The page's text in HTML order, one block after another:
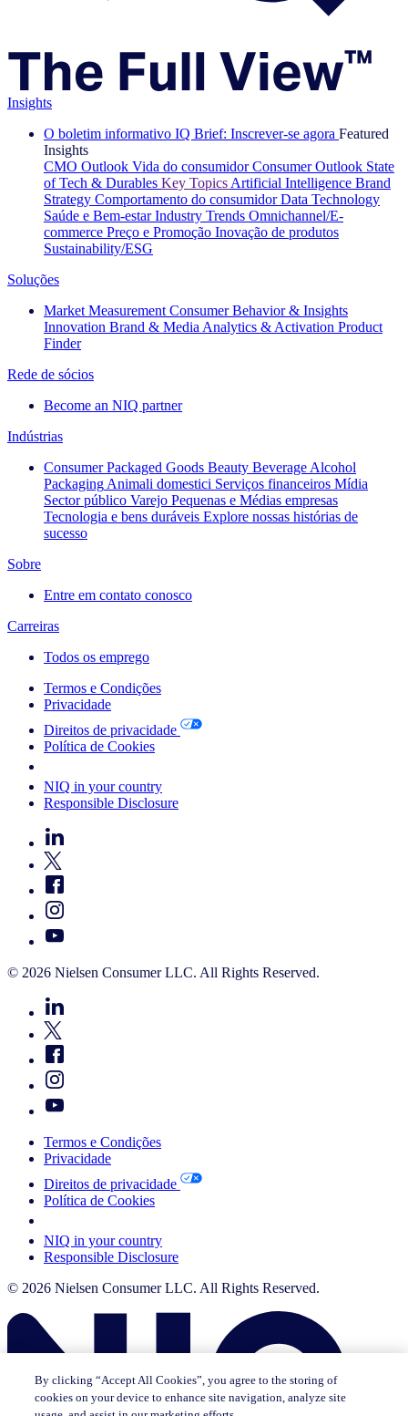
Insights
O boletim informativo IQ Brief: Inscrever-se agora Featured
Insights
CMO Outlook Vida do consumidor Consumer Outlook State
of Tech & Durables Key Topics Artificial Intelligence Brand
Strategy Comportamento do consumidor Data Technology
Saúde e Bem-estar Industry Trends Omnichannel/E-
commerce Preço e Promoção Inovação de produtos
Sustainability/ESG
Soluções
Market Measurement Consumer Behavior & Insights
Innovation Brand & Media Analytics & Activation Product
Finder
Rede de sócios
Become an NIQ partner
Indústrias
Consumer Packaged Goods Beauty Beverage Alcohol
Packaging Animali domestici Serviços financeiros Mídia
Sector público Varejo Pequenas e Médias empresas
Tecnologia e bens duráveis Explore nossas histórias de
sucesso
Sobre
Entre em contato conosco
Carreiras
Todos os emprego
Termos e Condições
Privacidade
Direitos de privacidade
Política de Cookies
NIQ in your country
Responsible Disclosure
© 2026 Nielsen Consumer LLC. All Rights Reserved.
Termos e Condições
Privacidade
Direitos de privacidade
Política de Cookies
NIQ in your country
Responsible Disclosure
© 2026 Nielsen Consumer LLC. All Rights Reserved.
By clicking “Accept All Cookies”, you agree to the storing of
cookies on your device to enhance site navigation, analyze site